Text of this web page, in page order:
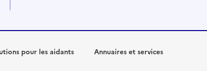
pour les aidants Annuaires et services